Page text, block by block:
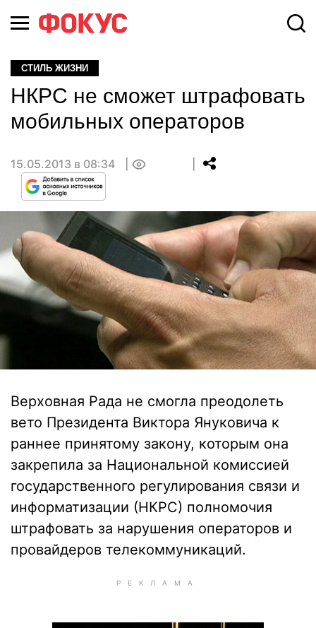
СТИЛЬ ЖИЗНИ
НКРС не сможет штрафовать
мобильных операторов
15.05.2013 в 08:34
Верховная Рада не смогла преодолеть
вето Президента Виктора Януковича к
раннее принятому закону, которым она
закрепила за Национальной комиссией
государственного регулирования связи и
информатизации (НКРС) полномочия
штрафовать за нарушения операторов и
провайдеров телекоммуникаций.